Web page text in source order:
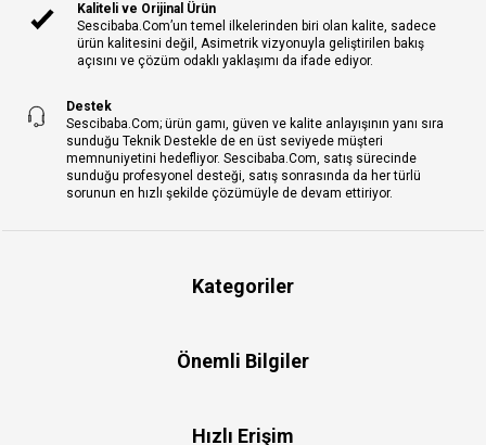
Kaliteli ve Orijinal Ürün
Sescibaba.Com’un temel ilkelerinden biri olan kalite, sadece
ürün kalitesini değil, Asimetrik vizyonuyla geliştirilen bakış
açısını ve çözüm odaklı yaklaşımı da ifade ediyor.
Destek
Sescibaba.Com; ürün gamı, güven ve kalite anlayışının yanı sıra
sunduğu Teknik Destekle de en üst seviyede müşteri
memnuniyetini hedefliyor. Sescibaba.Com, satış sürecinde
sunduğu profesyonel desteği, satış sonrasında da her türlü
sorunun en hızlı şekilde çözümüyle de devam ettiriyor.
Kategoriler
Önemli Bilgiler
Hızlı Erişim